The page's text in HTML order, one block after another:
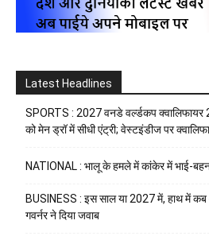
Latest Headlines
SPORTS : 2027 वनडे वर्ल्डकप क्वालिफायर
को मेन ड्रॉ में सीधी एंट्री; वेस्टइंडीज पर
NATIONAL : भालू के हमले में कांकेर में भाई-बहन
BUSINESS : इस साल या 2027 में, हाथ में कब
गवर्नर ने दिया जवाब